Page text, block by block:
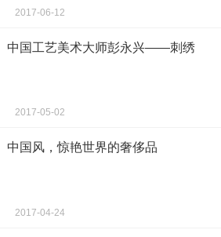
2017-06-12
中国工艺美术大师彭永兴——刺绣
2017-05-02
中国风，惊艳世界的奢侈品
2017-04-24